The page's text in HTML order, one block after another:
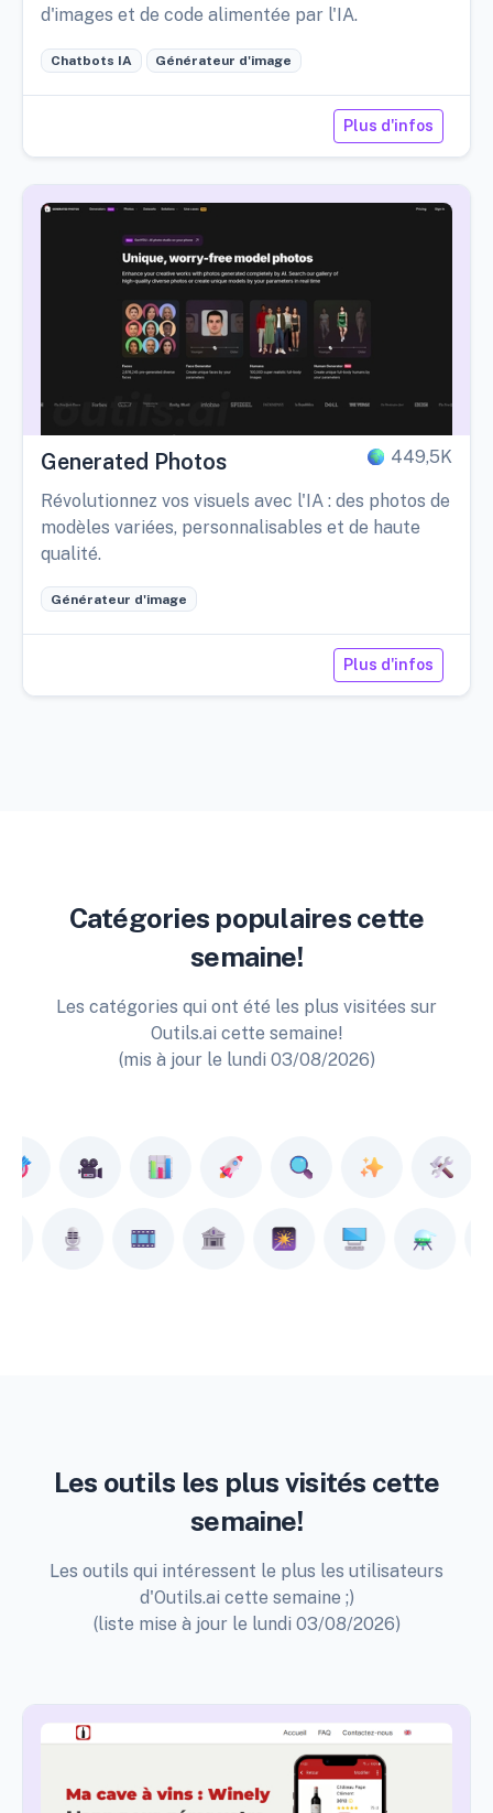
d'images et de code alimentée par l'IA.
Chatbots IA Générateur d'image
Plus d'infos
Generated Photos 449,5K
Révolutionnez vos visuels avec l'IA : des photos de
modèles variées, personnalisables et de haute
qualité.
Générateur d'image
Plus d'infos
Catégories populaires cette
semaine!
Les catégories qui ont été les plus visitées sur
Outils.ai cette semaine!
(mis à jour le lundi 03/08/2026)
Les outils les plus visités cette
semaine!
Les outils qui intéressent le plus les utilisateurs
d'Outils.ai cette semaine ;)
(liste mise à jour le lundi 03/08/2026)